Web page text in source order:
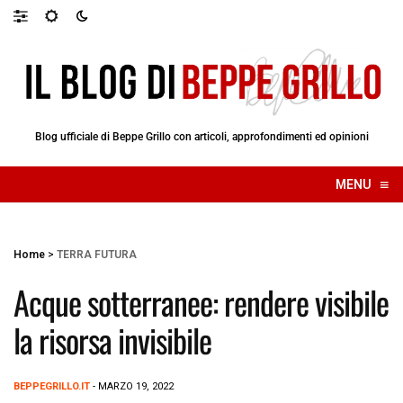
Blog ufficiale di Beppe Grillo con articoli, approfondimenti ed opinioni
MENU ≡
☰
Home > TERRA FUTURA
Acque sotterranee: rendere visibile
la risorsa invisibile
BEPPEGRILLO.IT - MARZO 19, 2022